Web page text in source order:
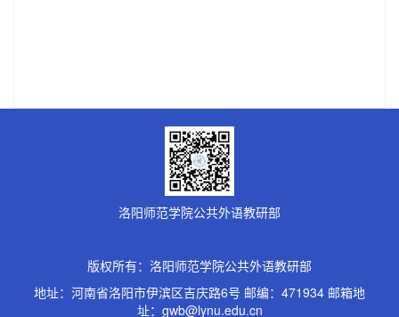
洛阳师范学院公共外语教研部
版权所有：洛阳师范学院公共外语教研部
地址：河南省洛阳市伊滨区吉庆路6号 邮编：471934 邮箱地
址：gwb@lynu.edu.cn